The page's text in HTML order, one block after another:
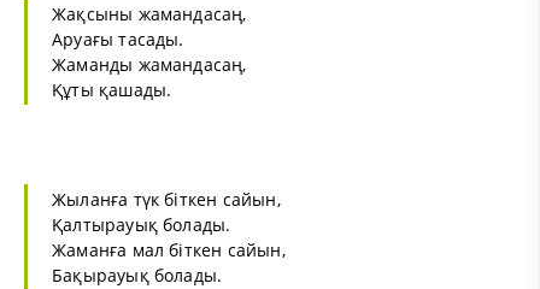
Жақсыны жамандасаң,
Аруағы тасады.
Жаманды жамандасаң,
Құты қашады.
Жыланға түк біткен сайын,
Қалтырауық болады.
Жаманға мал біткен сайын,
Бақырауық болады.